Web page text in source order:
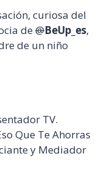
curiosa del
de @BeUp_es,
de un niño
TV.
Que Te Ahorras
y Mediador